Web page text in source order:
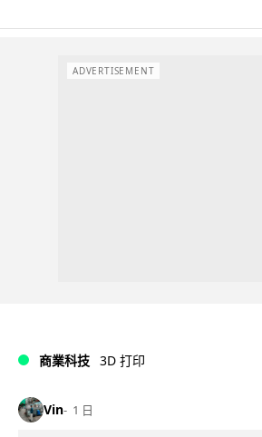
ADVERTISEMENT
商業科技 3D 打印
Vin 1 日